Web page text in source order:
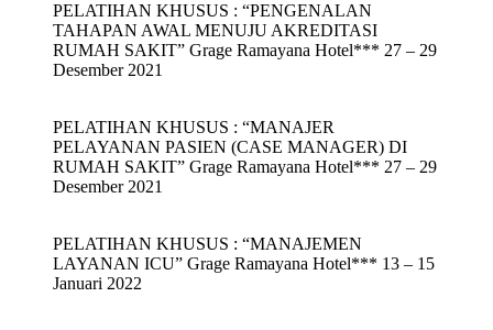
PELATIHAN KHUSUS : “PENGENALAN
TAHAPAN AWAL MENUJU AKREDITASI
RUMAH SAKIT” Grage Ramayana Hotel*** 27 – 29
Desember 2021
PELATIHAN KHUSUS : “MANAJER
PELAYANAN PASIEN (CASE MANAGER) DI
RUMAH SAKIT” Grage Ramayana Hotel*** 27 – 29
Desember 2021
PELATIHAN KHUSUS : “MANAJEMEN
LAYANAN ICU” Grage Ramayana Hotel*** 13 – 15
Januari 2022